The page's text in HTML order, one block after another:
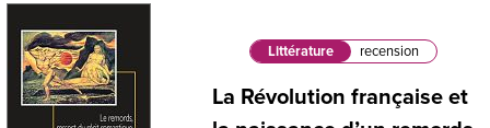
Littérature recension
La Révolution française et